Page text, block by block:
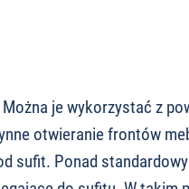
je wykorzystać z
otwieranie frontów
sufit. Ponad